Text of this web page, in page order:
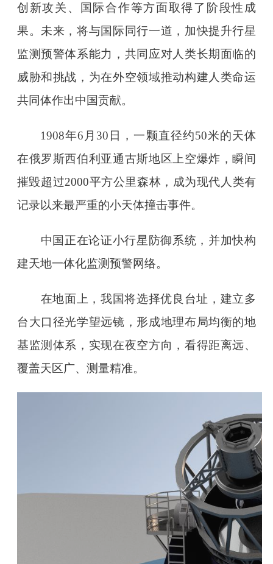
创新攻关、国际合作等方面取得了阶段性成
果。未来，将与国际同行一道，加快提升行星
监测预警体系能力，共同应对人类长期面临的
威胁和挑战，为在外空领域推动构建人类命运
共同体作出中国贡献。
1908年6月30日，一颗直径约50米的天体
在俄罗斯西伯利亚通古斯地区上空爆炸，瞬间
摧毁超过2000平方公里森林，成为现代人类有
记录以来最严重的小天体撞击事件。
中国正在论证小行星防御系统，并加快构
建天地一体化监测预警网络。
在地面上，我国将选择优良台址，建立多
台大口径光学望远镜，形成地理布局均衡的地
基监测体系，实现在夜空方向，看得距离远、
覆盖天区广、测量精准。